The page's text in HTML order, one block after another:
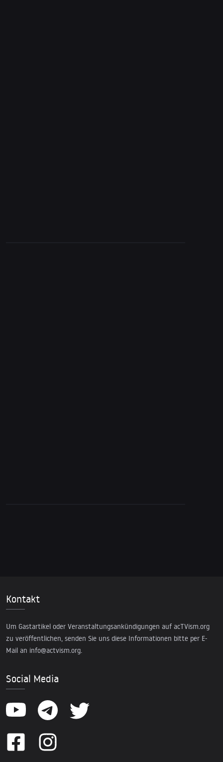
Kontakt
Um Gastartikel oder Veranstaltungsankündigungen auf acTVism.org
zu veröffentlichen, senden Sie uns diese Informationen bitte per E-
Mail an info@actvism.org.
Social Media